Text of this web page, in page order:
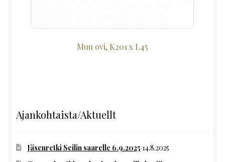
Muu ovi, K201 x L45
Ajankohtaista/Aktuellt
Jäsenretki Seilin saarelle 6.9.2025 14.8.2025